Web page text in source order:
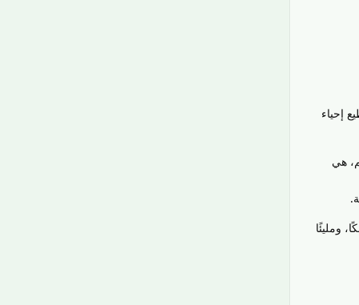
إحياء
هي
ومليئًا